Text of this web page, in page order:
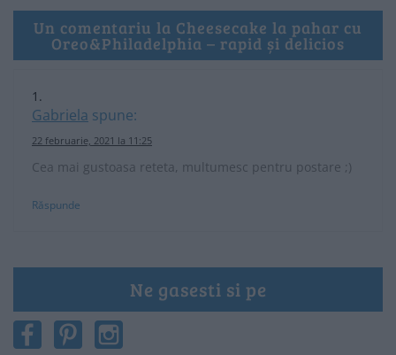
Un comentariu la Cheesecake la pahar cu
Oreo&Philadelphia – rapid și delicios
Gabriela spune:
22 februarie, 2021 la 11:25
Cea mai gustoasa reteta, multumesc pentru postare ;)
Răspunde
Ne gasesti si pe